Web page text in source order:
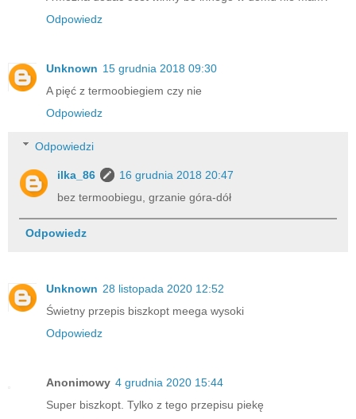
Odpowiedz
Unknown 15 grudnia 2018 09:30
A pięć z termoobiegiem czy nie
Odpowiedz
Odpowiedzi
ilka_86
16 grudnia 2018 20:47
bez termoobiegu, grzanie góra-dół
Odpowiedz
Unknown 28 listopada 2020 12:52
Świetny przepis biszkopt meega wysoki
Odpowiedz
Anonimowy 4 grudnia 2020 15:44
Super biszkopt. Tylko z tego przepisu piekę